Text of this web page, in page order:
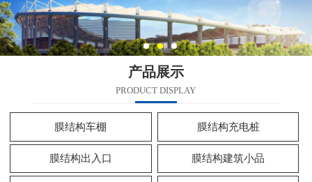
产品展示
PRODUCT DISPLAY
膜结构车棚 膜结构充电桩
膜结构出入口 膜结构建筑小品